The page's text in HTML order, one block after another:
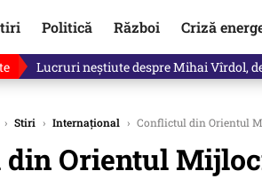
Politică Război Criză
„Mă uit și sper să nu fie adevărat ce
› Stiri › Internațional › Conflictul din Orientul
Orientul